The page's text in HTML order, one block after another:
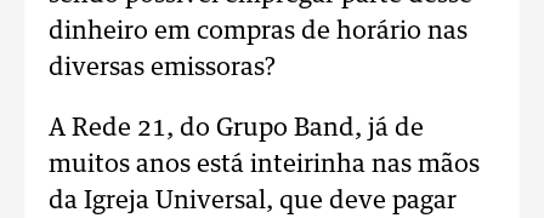
dinheiro em compras de horário nas
diversas emissoras?
A Rede 21, do Grupo Band, já de
muitos anos está inteirinha nas mãos
da Igreja Universal, que deve pagar